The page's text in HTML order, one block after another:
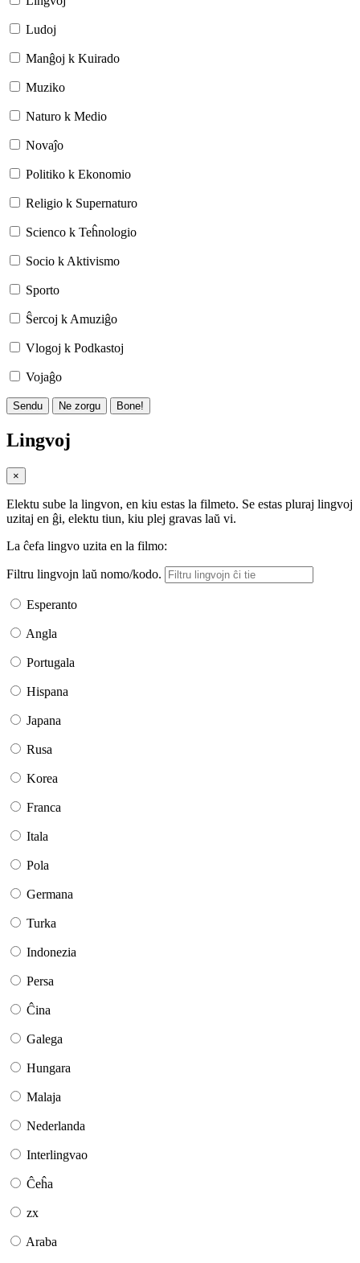
Ludoj
Manĝoj k Kuirado
Muziko
Naturo k Medio
Novaĵo
Politiko k Ekonomio
Religio k Supernaturo
Scienco k Teĥnologio
Socio k Aktivismo
Sporto
Ŝercoj k Amuziĝo
Vlogoj k Podkastoj
Vojaĝo
Sendu Ne zorgu Bone!
Lingvoj
×
Elektu sube la lingvon, en kiu estas la filmeto. Se estas pluraj lingvoj
uzitaj en ĝi, elektu tiun, kiu plej gravas laŭ vi.
La ĉefa lingvo uzita en la filmo:
Filtru lingvojn laŭ nomo/kodo.
Esperanto
Angla
Portugala
Hispana
Japana
Rusa
Korea
Franca
Itala
Pola
Germana
Turka
Indonezia
Persa
Ĉina
Galega
Hungara
Malaja
Nederlanda
Interlingvao
Ĉeĥa
zx
Araba